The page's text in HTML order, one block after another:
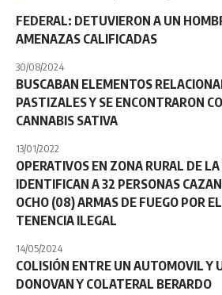
FEDERAL: DETUVIERON A UN
AMENAZAS CALIFICADAS
30/08/2024
BUSCABAN ELEMENTOS
PASTIZALES Y SE ENCONTRARON
CANNABIS SATIVA
13/01/2022
OPERATIVOS EN ZONA RURAL DE
IDENTIFICAN A 32 PERSONAS
OCHO (08) ARMAS DE FUEGO POR
TENENCIA ILEGAL
14/05/2024
COLISIÓN ENTRE UN AUTOMOVIL Y
DONOVAN Y COLATERAL BERARDO